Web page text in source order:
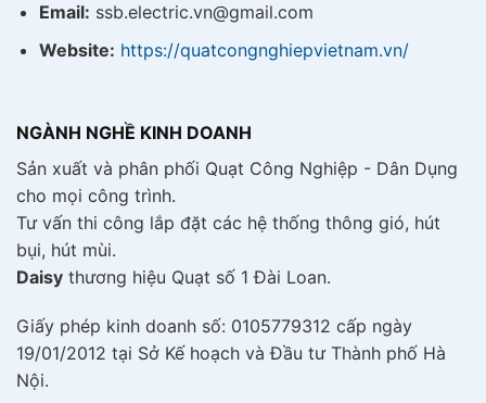
Email: ssb.electric.vn@gmail.com
Website: https://quatcongnghiepvietnam.vn/
NGÀNH NGHỀ KINH DOANH
Sản xuất và phân phối Quạt Công Nghiệp - Dân Dụng
cho mọi công trình.
Tư vấn thi công lắp đặt các hệ thống thông gió, hút
bụi, hút mùi.
Daisy thương hiệu Quạt số 1 Đài Loan.
Giấy phép kinh doanh số: 0105779312 cấp ngày
19/01/2012 tại Sở Kế hoạch và Đầu tư Thành phố Hà
Nội.